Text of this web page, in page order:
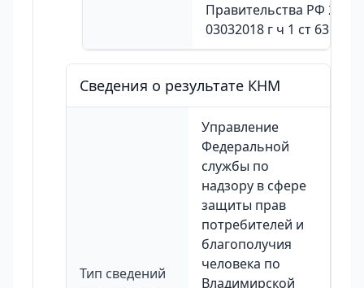
Правительства РФ 222
03032018 г ч 1 ст 63
Сведения о результате КНМ
Тип сведений
Управление
Федеральной
службы по
надзору в сфере
защиты прав
потребителей и
благополучия
человека по
Владимирской